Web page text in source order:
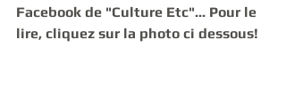
Facebook de "Culture Etc"... Pour le
lire, cliquez sur la photo ci dessous!